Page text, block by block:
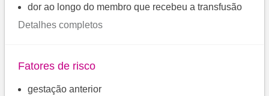
dor ao longo do membro que recebeu a transfusão
Detalhes completos
Fatores de risco
gestação anterior